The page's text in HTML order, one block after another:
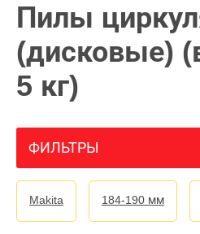
Пилы
(дисковые)
5 кг)
ФИЛЬТРЫ
Makita 184-190 мм